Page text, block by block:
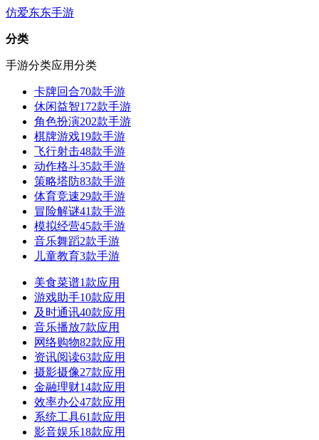
仿爱东东手游
分类
手游分类应用分类
卡牌回合70款手游
休闲益智172款手游
角色扮演202款手游
棋牌游戏19款手游
飞行射击48款手游
动作格斗35款手游
策略塔防83款手游
体育竞速29款手游
冒险解谜41款手游
模拟经营45款手游
音乐舞蹈2款手游
儿童教育3款手游
美食菜谱1款应用
游戏助手10款应用
及时通讯40款应用
音乐播放7款应用
网络购物82款应用
资讯阅读63款应用
摄影摄像27款应用
金融理财14款应用
效率办公47款应用
系统工具61款应用
影音娱乐18款应用